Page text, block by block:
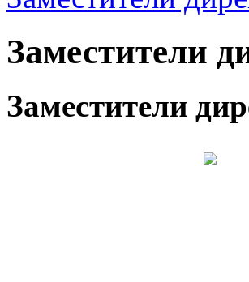
Заместители
Заместители